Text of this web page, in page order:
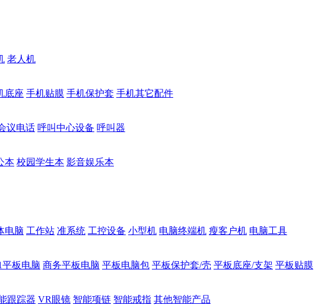
老人机
底座 手机贴膜 手机保护套 手机其它配件
议电话 呼叫中心设备 呼叫器
本 校园学生本 影音娱乐本
电脑 工作站 准系统 工控设备 小型机 电脑终端机 瘦客户机 电脑工具
平板电脑 商务平板电脑 平板电脑包 平板保护套/壳 平板底座/支架 平板贴膜
跟踪器 VR眼镜 智能项链 智能戒指 其他智能产品